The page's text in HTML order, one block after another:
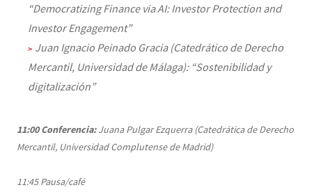
“Democratizing Finance via AI: Investor Protection and
Investor Engagement”
Juan Ignacio Peinado Gracia (Catedrático de Derecho
Mercantil, Universidad de Málaga): “Sostenibilidad y
digitalización”
11:00 Conferencia:Juana Pulgar Ezquerra (Catedrática de Derecho
Mercantil, Universidad Complutense de Madrid)
11:45 Pausa/café